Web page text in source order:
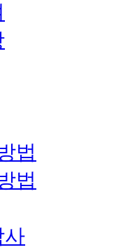
법
법
사